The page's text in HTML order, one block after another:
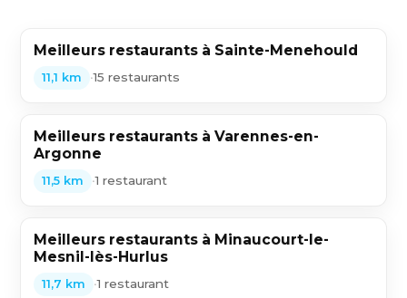
Meilleurs restaurants à Sainte-Menehould
11,1 km •15 restaurants
Meilleurs restaurants à Varennes-en-
Argonne
11,5 km •1 restaurant
Meilleurs restaurants à Minaucourt-le-
Mesnil-lès-Hurlus
11,7 km •1 restaurant